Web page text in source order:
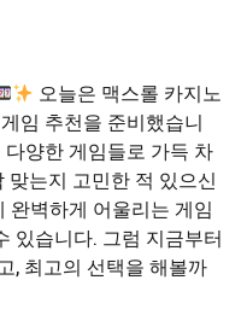
오늘은 맥스롤 카지노
임 추천을 준비했습니
양한 게임들로 가득 차
맞는지 고민한 적 있으신
완벽하게 어울리는 게임
있습니다. 그럼 지금부터
, 최고의 선택을 해볼까